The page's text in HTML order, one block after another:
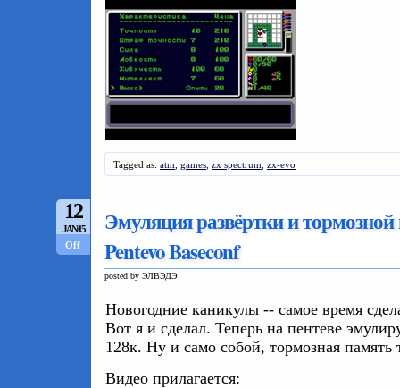
Tagged as: atm games zx spectrum zx-evo
12
JAN/15
Off
Эмуляция развёртки и
Pentevo Baseconf
posted by ЭЛВЭДЭ
Новогодние каникулы -- самое время
Вот я и сделал. Теперь на пентеве
128к. Ну и само собой, тормозная память
Видео прилагается: